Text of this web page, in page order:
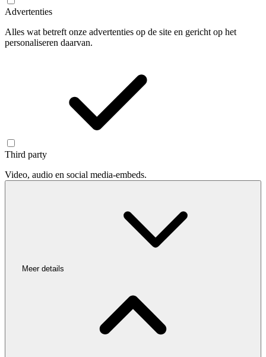
Advertenties
Alles wat betreft onze advertenties op de site en gericht op het
personaliseren daarvan.
Third party
Video, audio en social media-embeds.
Meer details